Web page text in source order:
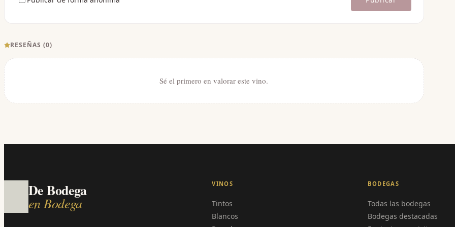
RESEÑAS (0)
Sé el primero en valorar este vino.
De Bodega
en Bodega
VINOS
Tintos
Blancos
BODEGAS
Todas las bodegas
Bodegas destacadas